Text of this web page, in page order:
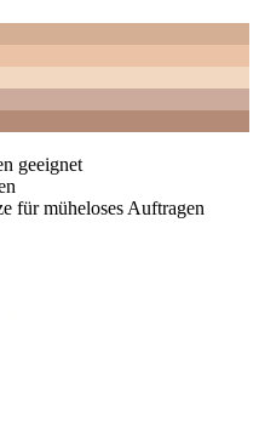
geeignet
für müheloses Auftragen